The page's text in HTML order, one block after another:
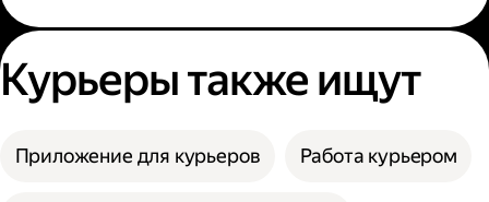
Курьеры также ищут
Приложение для курьеров Работа курьером